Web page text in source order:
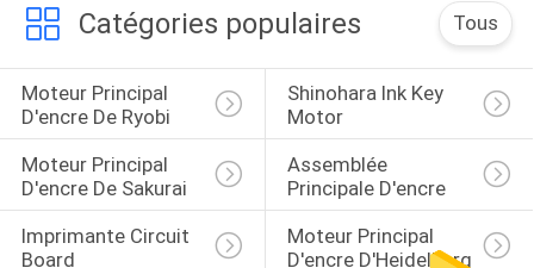
Catégories populaires Tous
Moteur Principal
D'encre De Ryobi
Shinohara Ink Key
Motor
Moteur Principal
D'encre De Sakurai
Assemblée
Principale D'encre
Imprimante Circuit
Board
Moteur Principal
D'encre D'Heidelberg